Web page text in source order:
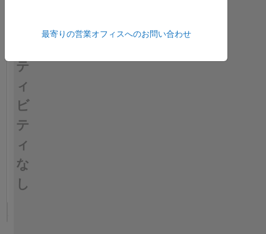
テ
ィ
ビ
テ
ィ
な
し
最寄りの営業オフィスへのお問い合わせ